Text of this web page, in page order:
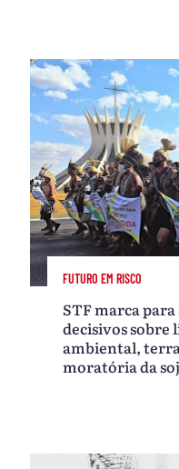
FUTURO EM RISCO
STF marca
decisivos sobre
ambiental,
moratória da